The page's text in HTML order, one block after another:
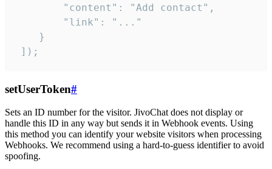
        "content": "Add contact",
        "link": "..."
    }
]);
setUserToken#
Sets an ID number for the visitor. JivoChat does not display or
handle this ID in any way but sends it in Webhook events. Using
this method you can identify your website visitors when processing
Webhooks. We recommend using a hard-to-guess identifier to avoid
spoofing.